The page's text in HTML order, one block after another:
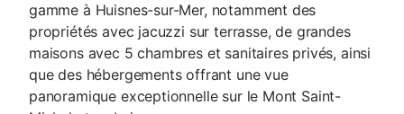
gamme à Huisnes-sur-Mer, notamment des
propriétés avec jacuzzi sur terrasse, de grandes
maisons avec 5 chambres et sanitaires privés, ainsi
que des hébergements offrant une vue
panoramique exceptionnelle sur le Mont Saint-